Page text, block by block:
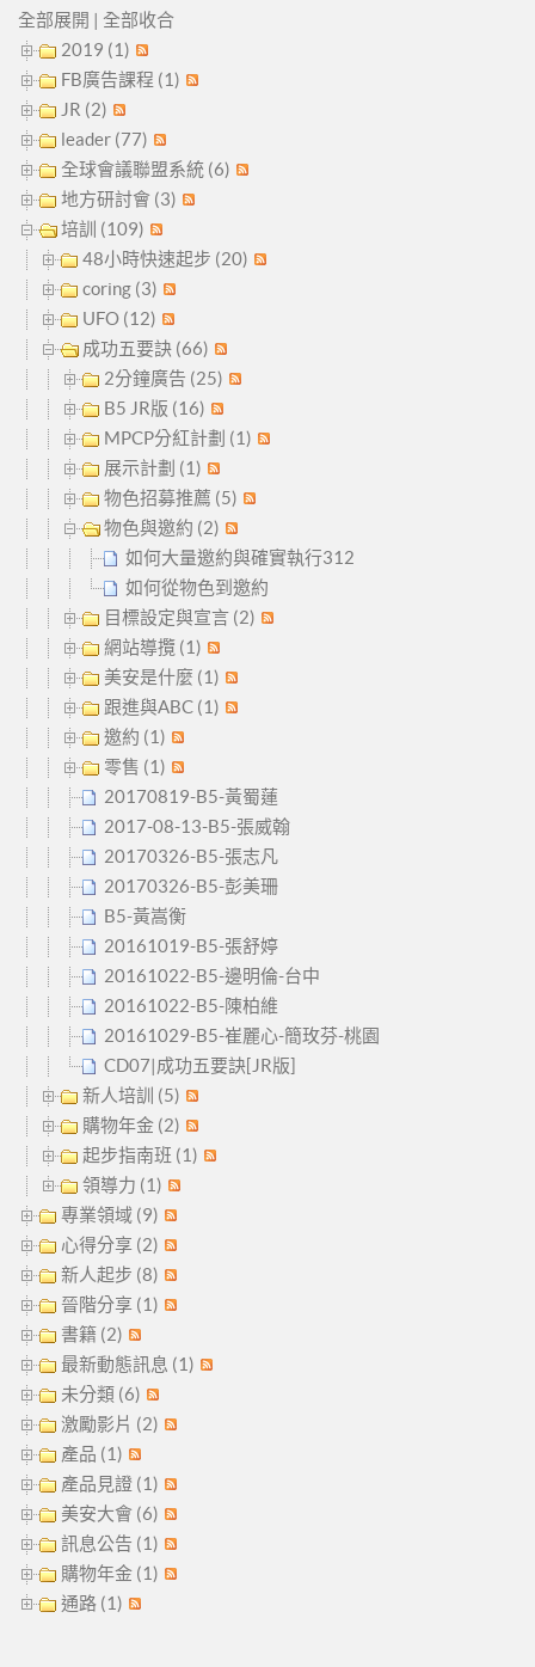
全部展開 | 全部收合
2019 (1)
FB廣告課程 (1)
JR (2)
leader (77)
全球會議聯盟系統 (6)
地方研討會 (3)
培訓 (109)
48小時快速起步 (20)
coring (3)
UFO (12)
成功五要訣 (66)
2分鐘廣告 (25)
B5 JR版 (16)
MPCP分紅計劃 (1)
展示計劃 (1)
物色招募推薦 (5)
物色與邀約 (2)
如何大量邀約與確實執行312
如何從物色到邀約
目標設定與宣言 (2)
網站導攬 (1)
美安是什麼 (1)
跟進與ABC (1)
邀約 (1)
零售 (1)
20170819-B5-黃蜀蓮
2017-08-13-B5-張威翰
20170326-B5-張志凡
20170326-B5-彭美珊
B5-黃嵩衡
20161019-B5-張舒婷
20161022-B5-邊明倫-台中
20161022-B5-陳柏維
20161029-B5-崔麗心-簡玫芬-桃園
CD07|成功五要訣[JR版]
新人培訓 (5)
購物年金 (2)
起步指南班 (1)
領導力 (1)
專業領域 (9)
心得分享 (2)
新人起步 (8)
晉階分享 (1)
書籍 (2)
最新動態訊息 (1)
未分類 (6)
激勵影片 (2)
產品 (1)
產品見證 (1)
美安大會 (6)
訊息公告 (1)
購物年金 (1)
通路 (1)